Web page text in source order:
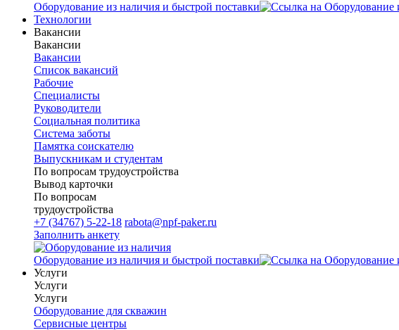
Оборудование из наличия и быстрой поставки
Технологии
Вакансии
Вакансии
Вакансии
Список вакансий
Рабочие
Специалисты
Руководители
Cоциальная политика
Система заботы
Памятка соискателю
Выпускникам и студентам
По вопросам трудоустройства
Вывод карточки
По вопросам
трудоустройства
+7 (34767) 5-22-18 rabota@npf-paker.ru
Заполнить анкету
Оборудование из наличия и быстрой поставки
Услуги
Услуги
Услуги
Оборудование для скважин
Сервисные центры